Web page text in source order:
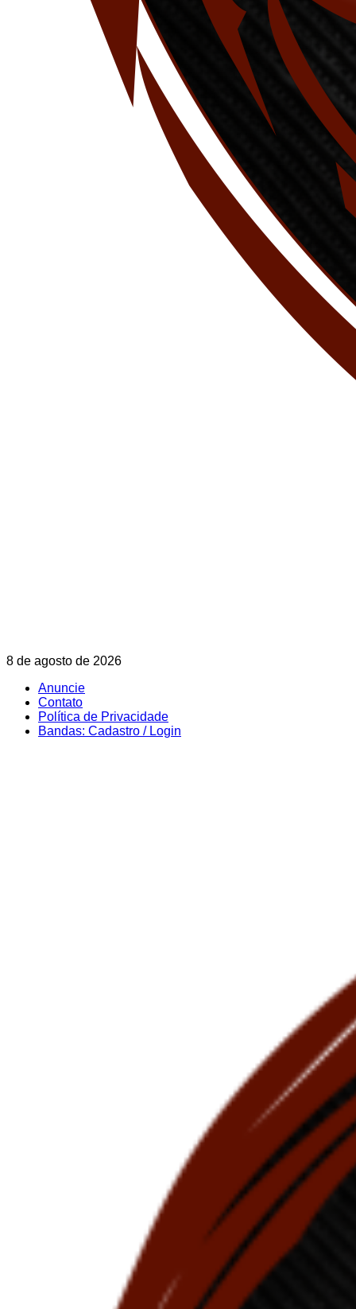
Skip
content
8 de agosto de 2026
Anuncie
Contato
Política de Privacidade
Bandas: Cadastro / Login